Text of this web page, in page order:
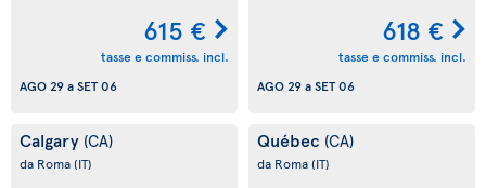
615 €
tasse e commiss. incl.
AGO 29aSET 06
618 €
tasse e commiss. incl.
AGO 29aSET 06
Calgary (CA)
da Roma(IT)
Québec (CA)
da Roma(IT)